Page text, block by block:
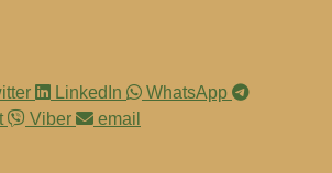
LinkedIn
WhatsApp
Viber email